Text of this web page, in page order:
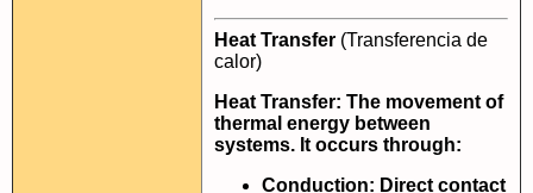
Heat Transfer (Transferencia de
calor)
Heat Transfer: The movement of
thermal energy between
systems. It occurs through:
Conduction: Direct contact